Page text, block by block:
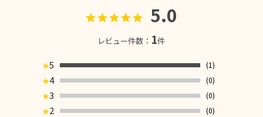
5.0
レビュー件数： 1件
★5
(1)
★4
(0)
★3
(0)
★2
(0)